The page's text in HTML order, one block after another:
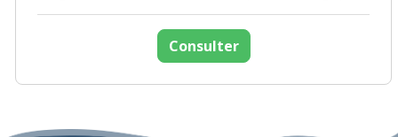
Consulter